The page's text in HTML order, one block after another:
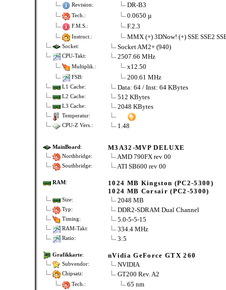
Revision: DR-B3
Tech.: 0.0650 µ
F.M.S.: F.2.3
Instruct.: MMX (+) 3DNow! (+) SSE SSE2
Socket: Socket AM2+ (940)
CPU-Takt: 2507.66 MHz
Multiplik.: x12.50
FSB: 200.61 MHz
L1 Cache: Data: 64 / Inst: 64 KBytes
L2 Cache: 512 KBytes
L3 Cache: 2048 KBytes
Temperatur:
CPU-Z Vers.:
1.48
MainBoard: M3A32-MVP DELUXE
Northbridge: AMD 790FX rev 00
Southbridge: ATI SB600 rev 00
RAM:
1024 MB Kingston (PC2-5300)
1024 MB Corsair (PC2-5300)
Size: 2048 MB
Typ: DDR2-SDRAM Dual Channel
Timing: 5.0-5-5-15
RAM-Takt: 334.4 MHz
Ratio: 3:5
Grafikkarte: nVidia GeForce GTX 260
Subvendor: NVIDIA
Chipsatz: GT200 Rev. A2
Tech.: 65 nm